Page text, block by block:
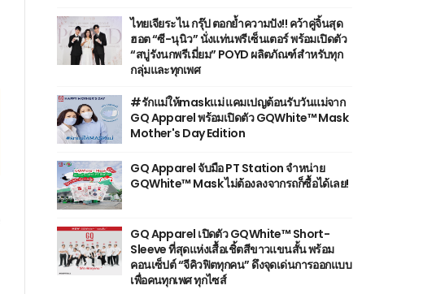
ไทยเจียระไน กรุ๊ป ตอกย้ำความปัง!! คว้าคู่จิ้นสุด
ฮอต “ซี-นุนิว” นั่งแท่นพรีเซ็นเตอร์ พร้อมเปิดตัว
“สบู่รังนกพรีเมี่ยม” POYD ผลิตภัณฑ์สำหรับทุก
กลุ่มและทุกเพศ
#รักแม่ให้maskแม่ แคมเปญต้อนรับวันแม่จาก
GQ Apparel พร้อมเปิดตัว GQWhite™ Mask
Mother's Day Edition
GQ Apparel จับมือ PT Station จำหน่าย
GQWhite™ Mask ไม่ต้องลงจากรถก็ซื้อได้เลย!
GQ Apparel เปิดตัว GQWhite™ Short-
Sleeve ที่สุดแห่งเสื้อเชิ้ตสีขาวแขนสั้น พร้อม
คอนเซ็ปต์ “จีคิวฟิตทุกคน” ดึงจุดเด่นการออกแบบ
เพื่อคนทุกเพศ ทุกไซส์